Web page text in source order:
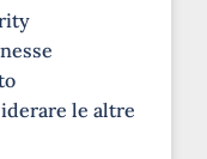
le altre